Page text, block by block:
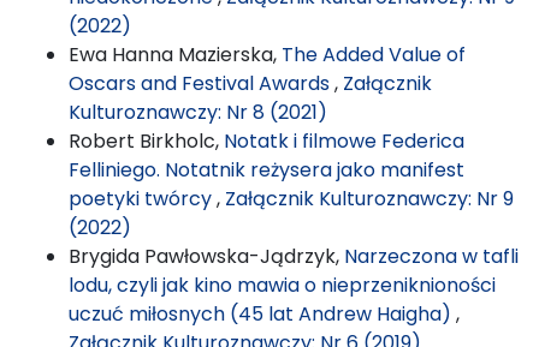
(2022)
Ewa Hanna Mazierska, The Added Value of
Oscars and Festival Awards, Załącznik
Kulturoznawczy: Nr 8 (2021)
Robert Birkholc, Notatk i filmowe Federica
Felliniego. Notatnik reżysera jako manifest
poetyki twórcy, Załącznik Kulturoznawczy: Nr 9
(2022)
Brygida Pawłowska-Jądrzyk, Narzeczona w tafli
lodu, czyli jak kino mawia o nieprzeniknioności
uczuć miłosnych (45 lat Andrew Haigha) ,